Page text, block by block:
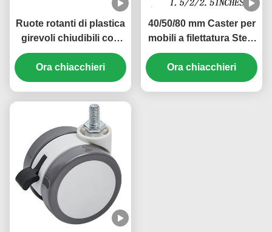
Ruote rotanti di plastica
girevoli chiudibili con
cuscinetto a sfere per
mobili e sedie da ufficio
Ora chiacchieri
40/50/80 mm Caster per
mobili a filettatura Stem
Caster Wheel Pvc Small
Chair Casters 1/1.5/2
Inch Office Bookshelf
Ora chiacchieri